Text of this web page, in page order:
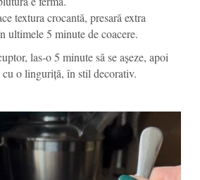
textura crocantă, presară extra
ultimele 5 minute de coacere.
las-o 5 minute să se așeze, apoi
cu o linguriță, în stil decorativ.